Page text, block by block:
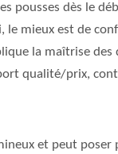
pousses dès le
mieux est de
la maîtrise
qualité/prix,
et peut poser